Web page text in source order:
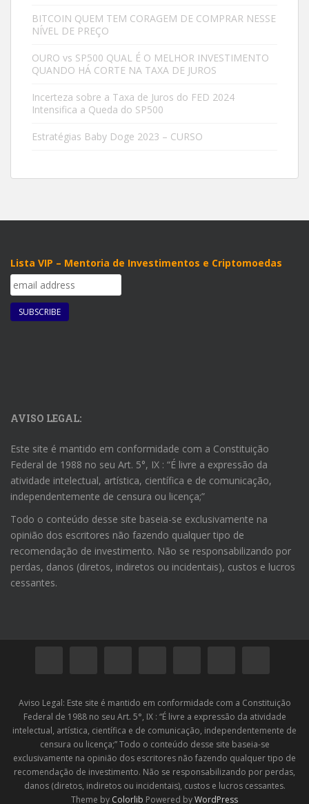
BITCOIN QUEM TEM CORAGEM DE COMPRAR NESSE
NÍVEL DE PREÇO
OURO vs SP500 QUAL É O MELHOR INVESTIMENTO
QUANDO HÁ CORTE NA TAXA DE JUROS
Incerteza sobre a Taxa de Juros do FED 2024
Intensifica a Queda do SP500
Estratégias Baby Doge 2023 – CURSO
Lista VIP – Mentoria de Investimentos e Criptomoedas
AVISO LEGAL:
Este site é mantido em conformidade com a Constituição
Federal de 1988 no seu Art. 5°, IX : “É livre a expressão da
atividade intelectual, artística, científica e de comunicação,
independentemente de censura ou licença;”
Todo o conteúdo desse site baseia-se exclusivamente na
opinião dos escritores não fazendo qualquer tipo de
recomendação de investimento. Não se responsabilizando por
perdas, danos (diretos, indiretos ou incidentais), custos e lucros
cessantes.
Aviso Legal: Este site é mantido em conformidade com a Constituição
Federal de 1988 no seu Art. 5°, IX : “É livre a expressão da atividade
intelectual, artística, científica e de comunicação, independentemente de
censura ou licença;” Todo o conteúdo desse site baseia-se
exclusivamente na opinião dos escritores não fazendo qualquer tipo de
recomendação de investimento. Não se responsabilizando por perdas,
danos (diretos, indiretos ou incidentais), custos e lucros cessantes.
Theme by Colorlib Powered byWordPress